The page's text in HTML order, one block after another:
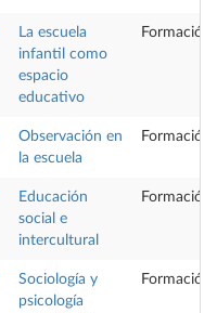
La escuela
infantil como
espacio
educativo
Formación
Observación en
la escuela
Formación
Educación
social e
intercultural
Formación
Sociología y
psicología
Formación